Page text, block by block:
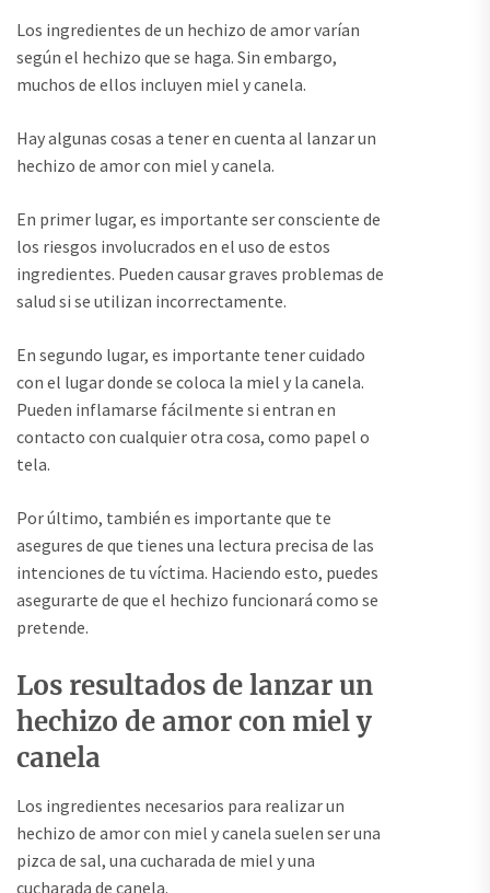
Los ingredientes de un hechizo de amor varían
según el hechizo que se haga. Sin embargo,
muchos de ellos incluyen miel y canela.
Hay algunas cosas a tener en cuenta al lanzar un
hechizo de amor con miel y canela.
En primer lugar, es importante ser consciente de
los riesgos involucrados en el uso de estos
ingredientes. Pueden causar graves problemas de
salud si se utilizan incorrectamente.
En segundo lugar, es importante tener cuidado
con el lugar donde se coloca la miel y la canela.
Pueden inflamarse fácilmente si entran en
contacto con cualquier otra cosa, como papel o
tela.
Por último, también es importante que te
asegures de que tienes una lectura precisa de las
intenciones de tu víctima. Haciendo esto, puedes
asegurarte de que el hechizo funcionará como se
pretende.
Los resultados de lanzar un
hechizo de amor con miel y
canela
Los ingredientes necesarios para realizar un
hechizo de amor con miel y canela suelen ser una
pizca de sal, una cucharada de miel y una
cucharada de canela.